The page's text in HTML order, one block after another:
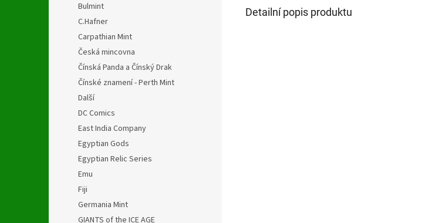
Bulmint
C.Hafner
Carpathian Mint
Česká mincovna
Čínská Panda a Čínský Drak
Čínské znamení - Perth Mint
Další
DC Comics
East India Company
Egyptian Gods
Egyptian Relic Series
Emu
Fiji
Germania Mint
GIANTS of the ICE AGE
Detailní popis produktu